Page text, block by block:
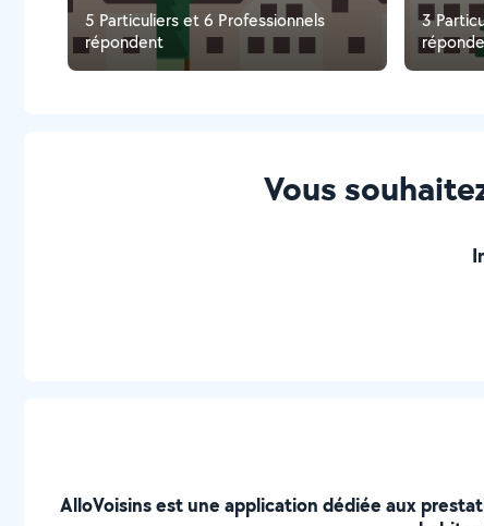
5 Particuliers et 6 Professionnels
répondent
3
Vous
AlloVoisins est une application dédiée aux